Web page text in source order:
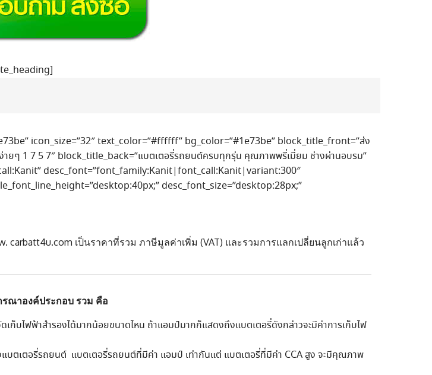
icon_size=”32″ text_color=”#ffffff” bg_color=”#1e73be” block_title_front=”ส่ง
ยๆ 1 7 5 7″ block_title_back=”แบตเตอรี่รถยนต์ครบทุกรุ่น คุณภาพพรี่เมี่ยม ช่างผ่านอบรม”
desc_font=”font_family:Kanit|font_call:Kanit|variant:300″
desc_font_size=”desktop:28px;”
carbatt4u.com เป็นราคาที่รวม ภาษีมูลค่าเพิ่ม (VAT) และรวมการแลกเปลี่ยนลูกเก่าแล้ว
ณาองค์ประกอบ รวม คือ
บไฟฟ้าสำรองได้มากน้อยขนาดไหน ถ้าแอมป์มากก็แสดงถึงแบตเตอรี่ดังกล่าวจะมีค่าการเก็บไฟ
ตเตอรี่รถยนต์ แบตเตอรี่รถยนต์ที่มีค่า แอมป์ เท่ากันแต่ แบตเตอรี่ที่มีค่า CCA สูง จะมีคุณภาพ